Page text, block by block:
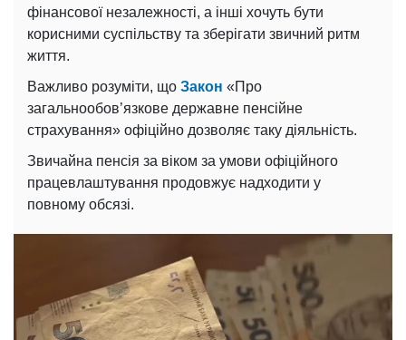
фінансової незалежності, а інші хочуть бути
корисними суспільству та зберігати звичний ритм
життя.
Важливо розуміти, що Закон «Про
загальнообов’язкове державне пенсійне
страхування» офіційно дозволяє таку діяльність.
Звичайна пенсія за віком за умови офіційного
працевлаштування продовжує надходити у
повному обсязі.